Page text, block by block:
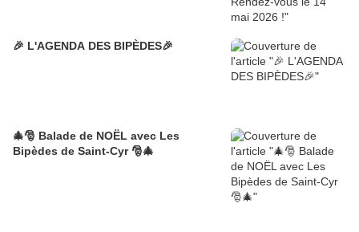
🎉 L'AGENDA DES BIPÈDES🎉
🎄🎅 Balade de NOËL avec Les
Bipèdes de Saint-Cyr 🎅🎄